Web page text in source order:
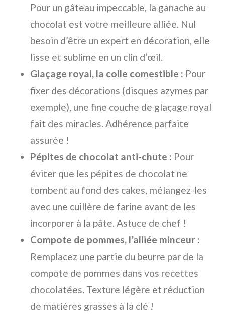
Pour un gâteau impeccable, la ganache au
chocolat est votre meilleure alliée. Nul
besoin d’être un expert en décoration, elle
lisse et sublime en un clin d’œil.
Glaçage royal, la colle comestible : Pour
fixer des décorations (disques azymes par
exemple), une fine couche de glaçage royal
fait des miracles. Adhérence parfaite
assurée !
Pépites de chocolat anti-chute : Pour
éviter que les pépites de chocolat ne
tombent au fond des cakes, mélangez-les
avec une cuillère de farine avant de les
incorporer à la pâte. Astuce de chef !
Compote de pommes, l’alliée minceur :
Remplacez une partie du beurre par de la
compote de pommes dans vos recettes
chocolatées. Texture légère et réduction
de matières grasses à la clé !